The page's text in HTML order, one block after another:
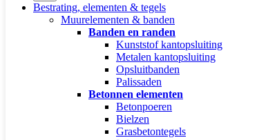
Bestrating, elementen & tegels
Muurelementen & banden
Banden en randen
Kunststof kantopsluiting
Metalen kantopsluiting
Opsluitbanden
Palissaden
Betonnen elementen
Betonpoeren
Bielzen
Grasbetontegels